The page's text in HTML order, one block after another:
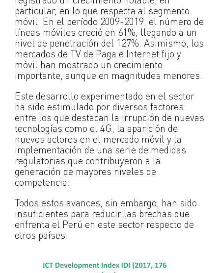
particular, en lo que respecta al segmento
móvil. En el período 2009-2019, el número de
líneas móviles creció en 61%, llegando a un
nivel de penetración del 127%. Asimismo, los
mercados de TV de Paga e Internet fijo y
móvil han mostrado un crecimiento
importante, aunque en magnitudes menores.
Este desarrollo experimentado en el sector
ha sido estimulado por diversos factores
entre los que destacan la irrupción de nuevas
tecnologías como el 4G, la aparición de
nuevos actores en el mercado móvil y la
implementación de una serie de medidas
regulatorias que contribuyeron a la
generación de mayores niveles de
competencia.
Todos estos avances, sin embargo, han sido
insuficientes para reducir las brechas que
enfrenta el Perú en este sector respecto de
otros países